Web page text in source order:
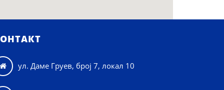
 ул. Даме Груев, број 7, локал 10